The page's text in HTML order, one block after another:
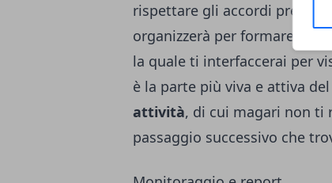
rispettare gli accordi presi in
organizzerà per formare un
la quale ti interfaccerai per
è la parte più viva e attiva
attività, di cui magari non ti
passaggio successivo che